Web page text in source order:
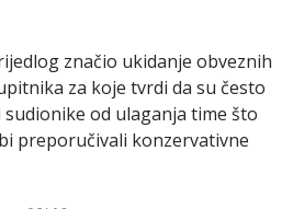
značio ukidanje obveznih
za koje tvrdi da su često
od ulaganja time što
preporučivali konzervativne